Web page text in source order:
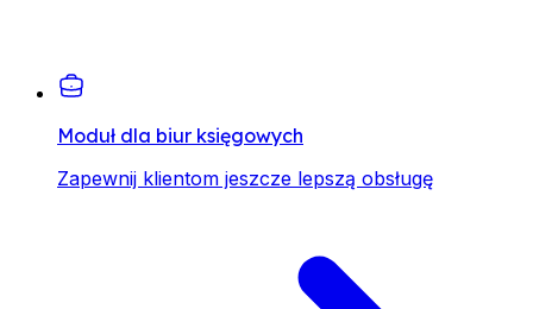
Moduł dla biur księgowych
Zapewnij klientom jeszcze lepszą obsługę